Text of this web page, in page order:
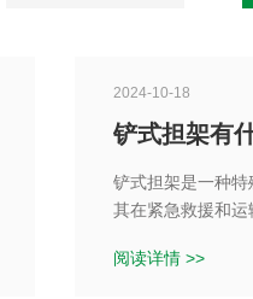
2024-10-18
铲式担架有
铲式担架是一种
其在紧急救援和
理念是为了能够在
阅读详情 >>